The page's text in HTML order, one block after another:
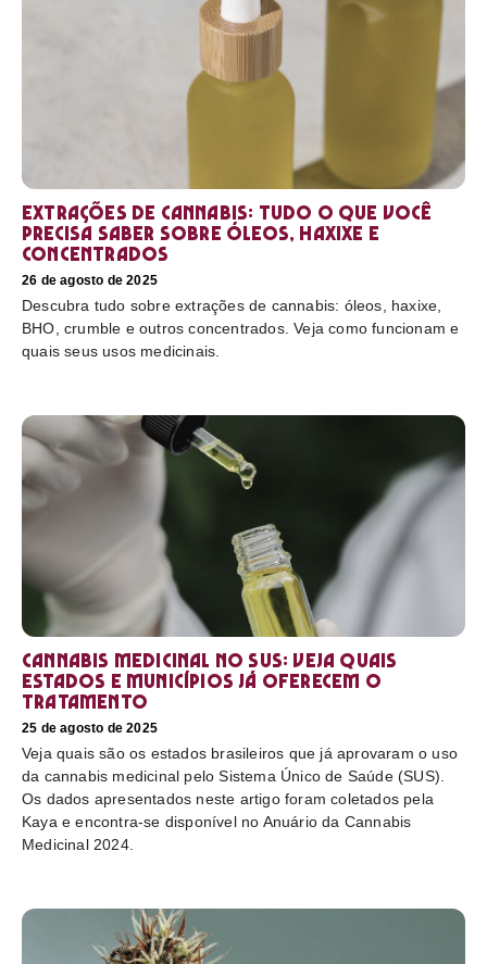
Extrações de cannabis: tudo o que você
precisa saber sobre óleos, haxixe e
concentrados
26 de agosto de 2025
Descubra tudo sobre extrações de cannabis: óleos, haxixe,
BHO, crumble e outros concentrados. Veja como funcionam e
quais seus usos medicinais.
Cannabis medicinal no SUS: veja quais
estados e municípios já oferecem o
tratamento
25 de agosto de 2025
Veja quais são os estados brasileiros que já aprovaram o uso
da cannabis medicinal pelo Sistema Único de Saúde (SUS).
Os dados apresentados neste artigo foram coletados pela
Kaya e encontra-se disponível no Anuário da Cannabis
Medicinal 2024.